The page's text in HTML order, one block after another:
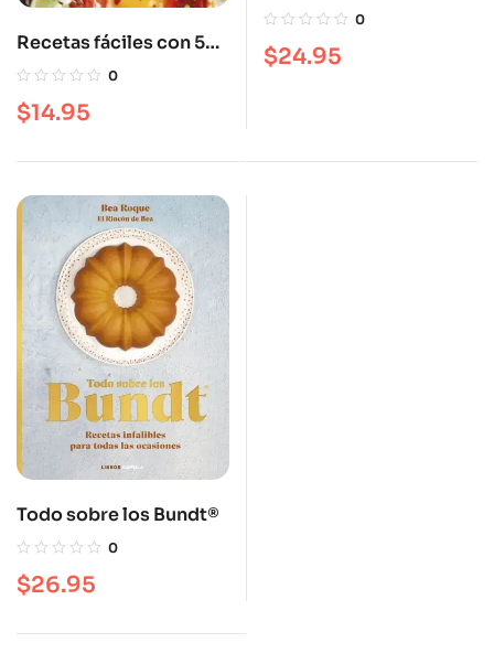
Recetas fáciles con 5
ingredientes
completos y fáciles de
0
$14.95
0
$24.95
Todo sobre los Bundt®
0
$26.95